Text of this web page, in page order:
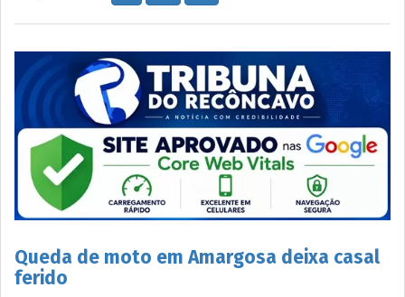
Queda de moto em Amargosa deixa casal
ferido